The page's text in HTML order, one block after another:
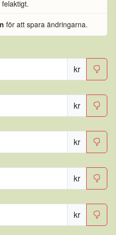
för att spara ändringarna.
kr
kr
kr
kr
kr